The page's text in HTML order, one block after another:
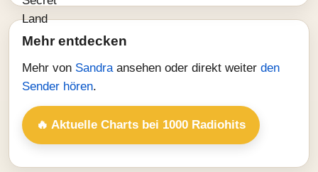
Mehr entdecken
Mehr von Sandra ansehen oder direkt weiter den
Sender hören.
🔥 Aktuelle Charts bei 1000 Radiohits